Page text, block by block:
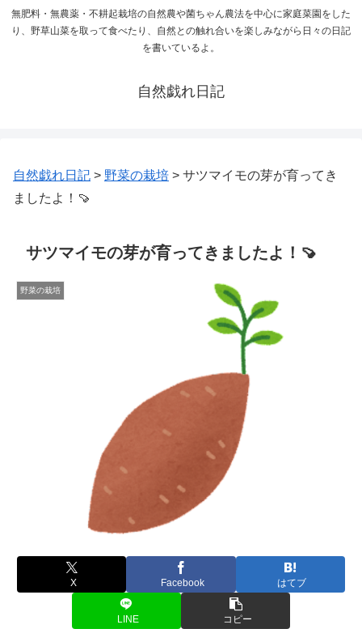
無肥料・無農薬・不耕起栽培の自然農や菌ちゃん農法を中心に家庭菜園をした
り、野草山菜を取って食べたり、自然との触れ合いを楽しみながら日々の日記
を書いているよ。
自然戯れ日記
自然戯れ日記 > 野菜の栽培 > サツマイモの芽が育ってき
ましたよ！🍠
サツマイモの芽が育ってきましたよ！🍠
野菜の栽培
X Facebook はてブ
LINE コピー